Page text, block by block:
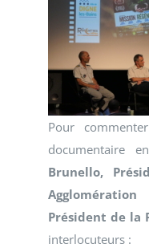
Pour
documentaire
Brunello,
Agglomération
Président de la
interlocuteurs :